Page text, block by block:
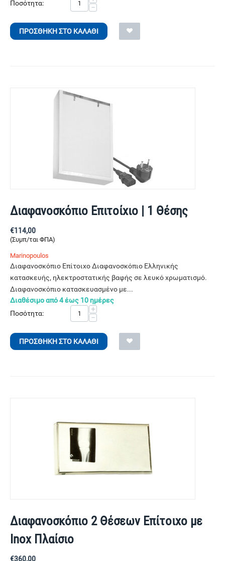
Ποσότητα:
−
ΠΡΟΣΘΉΚΗ ΣΤΟ ΚΑΛΆΘΙ
Διαφανοσκόπιο Επιτοίχιο | 1 Θέσης
€114,00
(Συμπ/ται ΦΠΑ)
Marinopoulos
Διαφανοσκόπιο Επίτοιχο Διαφανοσκόπιο Ελληνικής
κατασκευής, ηλεκτροστατικής βαφής σε λευκό χρωματισμό.
Διαφανοσκόπιο κατασκευασμένο με...
Διαθέσιμο από 4 έως 10 ημέρες
Ποσότητα:
+
−
ΠΡΟΣΘΉΚΗ ΣΤΟ ΚΑΛΆΘΙ
Διαφανοσκόπιο 2 Θέσεων Επίτοιχο με
Inox Πλαίσιο
€360,00